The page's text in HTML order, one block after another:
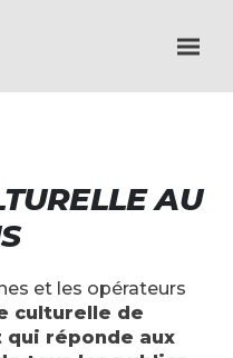
AU
et les opérateurs
culturelle de
réponde aux